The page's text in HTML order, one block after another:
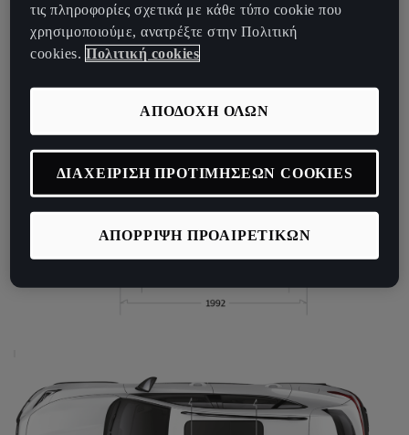
τις πληροφορίες σχετικά με κάθε τύπο cookie που
χρησιμοποιούμε, ανατρέξτε στην Πολιτική
cookies. Πολιτική cookies
ΑΠΟΡΡΙΨΗ ΠΡΟΑΙΡΕΤΙΚΩΝ
ΑΠΟΔΟΧΗ ΟΛΩΝ
ΔΙΑΧΕΙΡΙΣΗ ΠΡΟΤΙΜΗΣΕΩΝ COOKIES